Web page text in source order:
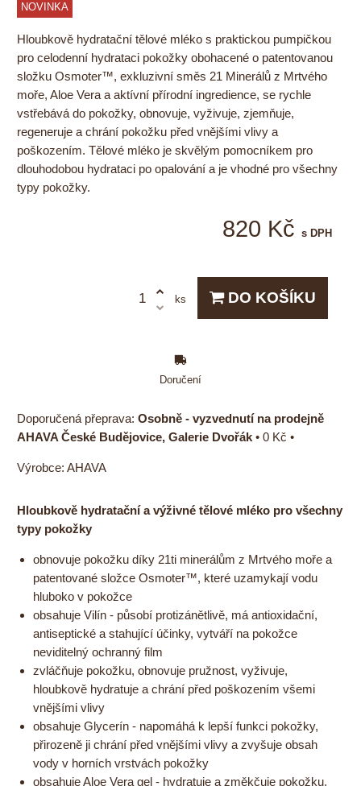
NOVINKA
Hloubkově hydratační tělové mléko s praktickou pumpičkou
pro celodenní hydrataci pokožky obohacené o patentovanou
složku Osmoter™, exkluzivní směs 21 Minerálů z Mrtvého
moře, Aloe Vera a aktívní přírodní ingredience, se rychle
vstřebává do pokožky, obnovuje, vyživuje, zjemňuje,
regeneruje a chrání pokožku před vnějšími vlivy a
poškozením. Tělové mléko je skvělým pomocníkem pro
dlouhodobou hydrataci po opalování a je vhodné pro všechny
typy pokožky.
820 Kč s DPH
ks DO KOŠÍKU
Doručení
Osobně - vyzvednutí na prodejně
AHAVA České Budějovice, Galerie Dvořák • 0 Kč •
Výrobce: AHAVA
Hloubkově hydratační a výživné tělové mléko pro všechny
typy pokožky
obnovuje pokožku díky 21ti minerálům z Mrtvého moře a
patentované složce Osmoter™, které uzamykají vodu
hluboko v pokožce
obsahuje Vilín - působí protizánětlivě, má antioxidační,
antiseptické a stahující účinky, vytváří na pokožce
neviditelný ochranný film
zvláčňuje pokožku, obnovuje pružnost, vyživuje,
hloubkově hydratuje a chrání před poškozením všemi
vnějšími vlivy
obsahuje Glycerín - napomáhá k lepší funkci pokožky,
přirozeně ji chrání před vnějšími vlivy a zvyšuje obsah
vody v horních vrstvách pokožky
obsahuje Aloe Vera gel - hydratuje a změkčuje pokožku,